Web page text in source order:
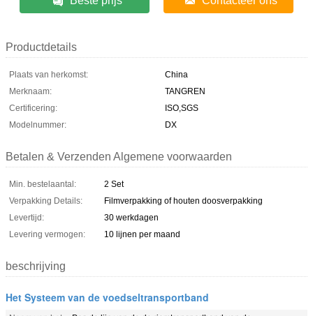
Productdetails
Plaats van herkomst:
China
Merknaam:
TANGREN
Certificering:
ISO,SGS
Modelnummer:
DX
Betalen & Verzenden Algemene voorwaarden
Min. bestelaantal:
2 Set
Verpakking Details:
Filmverpakking of houten doosverpakking
Levertijd:
30 werkdagen
Levering vermogen:
10 lijnen per maand
beschrijving
Het Systeem van de voedseltransportband